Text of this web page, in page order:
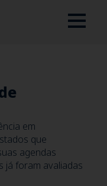
em
que
agendas
já foram avaliadas